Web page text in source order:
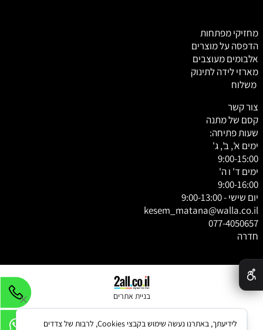
מחזיקי מפתחות
הדפסה על מוצרים
אלבומים מעוצבים
מארזי לידה לתינוק
משלוח
צור קשר
קסם של מתנה
שעות פתיחה:
ימים א', ב', ג'
9:00-15:00
ימים ד' ו ה'
9:00-16:00
יום שישי - 9:00-13:00
kesem_matana@walla.co.il
077-4050657
חדרה
בניית אתרים
לידיעתך, באתרנו נעשה שימוש בקבצי Cookies, לרבות של צדדים